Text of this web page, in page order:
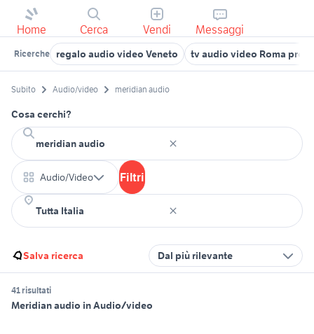
Home Cerca Vendi Messaggi
Ricerche regalo audio video Veneto tv audio video Roma
Subito Audio/video meridian audio
Cosa cerchi?
Audio/Video Filtri
Salva ricerca Dal più rilevante
41 risultati
Meridian audio in Audio/video